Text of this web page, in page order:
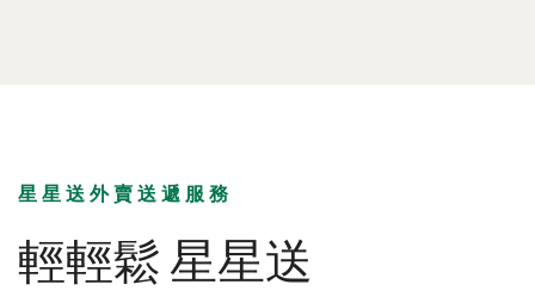
星星送外賣送遞服務
輕輕鬆 星星送